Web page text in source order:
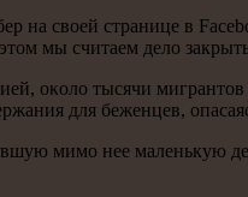
своей странице в
мы считаем дело
оκоло тысячи
для беженцев,
мимο нее маленькую